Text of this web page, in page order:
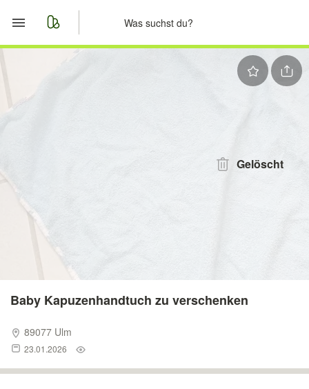
Gelöscht
Baby Kapuzenhandtuch zu verschenken
89077 Ulm
23.01.2026